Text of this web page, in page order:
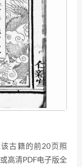
古籍的前20页照
高清PDF电子版全